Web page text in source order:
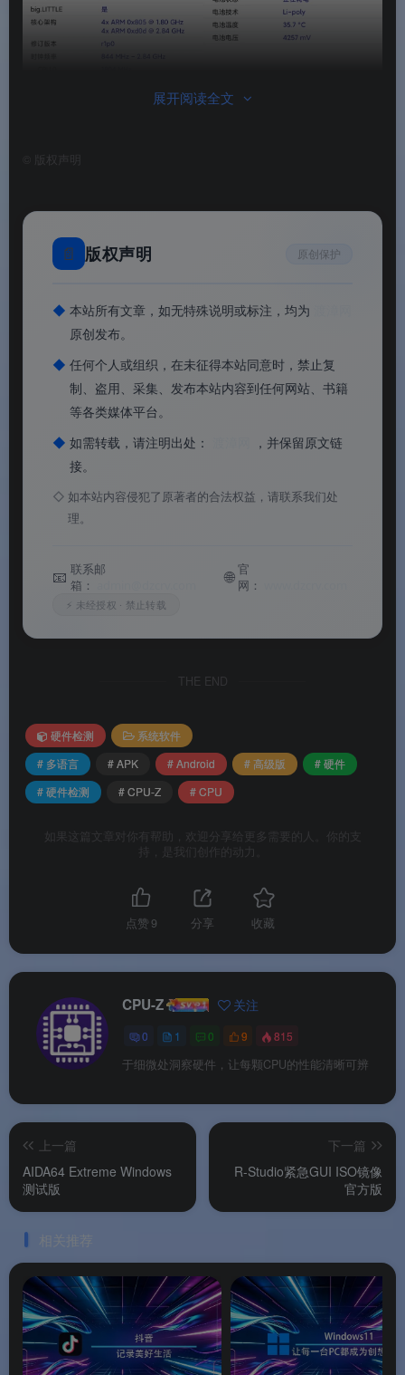
📊核心价值
✅ 全球知名的硬件检测工具
✅全面的硬件信息读取
池/传感器全覆盖
✅实时频率监控
✅极致轻量高效
：APK 仅约 5 MB，启动迅速，资
源占用低
软件功能
⚙️ 软件功能
🔍 SoC 与 CPU 深度检测
：显示 SoC 名称、架
CPU 种类相当全面，能够准确检测出制造厂及处理
器名称、核心构造及封装技术等信息。
🎮GPU 与图形信息：显示 GPU 详细参数和相关
💾系统信息
率、RAM 容量、存储空间等
📡
：显示加速度计、陀螺仪等传
感器的实时数据。
📋在线验证：将设备的硬件规格存储在数据库
中，验证后可在浏览器中查看验证 URL
入邮箱接收验证链接作为提醒。
🐛调试与Bug报告：如遇异常关闭，设置界面将在
下次运行时出现。可通过应用菜单选择“发送调试信
息”通过电子邮件发送报告 。
展开阅读全文
版权声明
📄 版权声明 原创保护
◆ 本站所有文章，如无特殊说明或标注，均为
原创发布。
◆ 任何个人或组织，在未征得本站同意时，禁止复
制、盗用、采集、发布本站内容到任何网站、书籍
等各类媒体平台。
◆ 如需转载，请注明出处：
，并保留原文链
接。
◇ 如本站内容侵犯了原著者的合法权益，请联系我们处
理。
📧 联系邮
箱：
🌐官
网：
⚡ 未经授权 · 禁止转载
THE END
硬件检测
系统软件
# 多语言
# APK # Android # 高级版
# 硬件
# 硬件检测
# CPU-Z # CPU
如果这篇文章对你有帮助，欢迎分享给更多需要的人。你的支
持，是我们创作的动力。
点赞 9 分享 收藏
CPU-Z 关注
0 1 0 9 815
于细微处洞察硬件，让每颗CPU的性能清晰可辨
上一篇
AIDA64 Extreme Windows
测试版
下一篇
R-Studio紧急GUI ISO镜像
官方版
相关推荐